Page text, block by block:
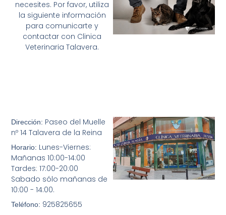
necesites. Por favor, utiliza
la siguiente información
para comunicarte y
contactar con Clinica
Veterinaria Talavera.
Dirección: Paseo del Muelle
nº 14 Talavera de la Reina
Horario: Lunes-Viernes:
Mañanas 10:00-14:00
Tardes: 17:00-20:00
Sabado sólo mañanas de
10:00 - 14:00.
Teléfono: 925825655